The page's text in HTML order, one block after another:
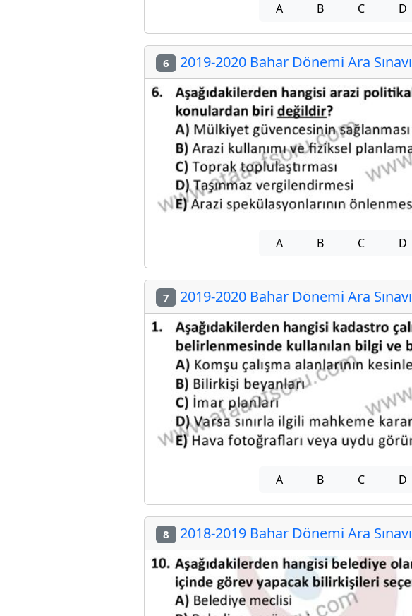
A B C D
6 2019-2020 Bahar Dönemi Ara Sınavı
A B C D
7 2019-2020 Bahar Dönemi Ara Sınavı
A B C D
8 2018-2019 Bahar Dönemi Ara Sınavı